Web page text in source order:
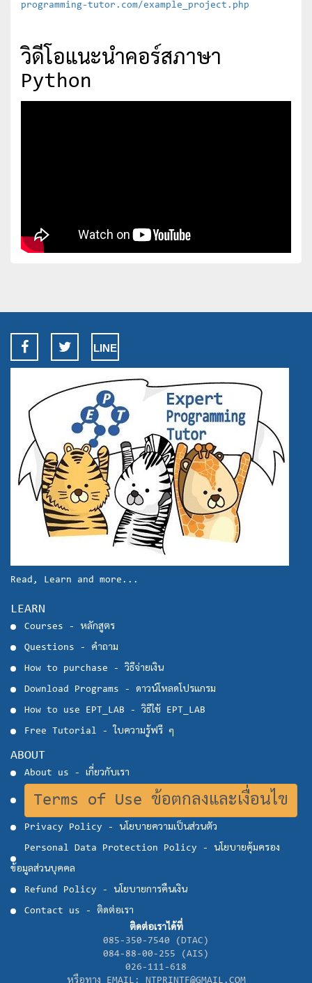
programming-tutor.com/example_project.php
วิดีโอแนะนำคอร์สภาษา
Python
LINE
Read, Learn and more...
LEARN
Courses - หลักสูตร
Questions - คำถาม
How to purchase - วิธีจ่ายเงิน
Download Programs - ดาวน์โหลดโปรแกรม
How to use EPT_LAB - วิธีใช้ EPT_LAB
Free Tutorial - ใบความรู้ฟรี ๆ
ABOUT
About us - เกี่ยวกับเรา
Terms of Use ข้อตกลงและเงื่อนไข
Privacy Policy - นโยบายความเป็นส่วนตัว
Personal Data Protection Policy - นโยบายคุ้มครอง
ข้อมูลส่วนบุคคล
Refund Policy - นโยบายการคืนเงิน
Contact us - ติดต่อเรา
ติดต่อเราได้ที่
085-350-7540 (DTAC)
084-88-00-255 (AIS)
026-111-618